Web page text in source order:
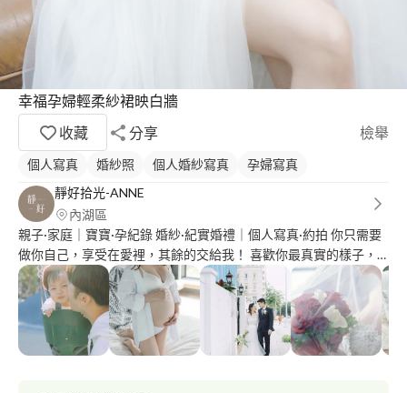
幸福孕婦輕柔紗裙映白牆
收藏
分享 檢舉
個人寫真 婚紗照 個人婚紗寫真
孕婦寫真
靜好拾光-ANNE
內湖區
親子·家庭｜寶寶·孕紀錄 婚紗·紀實婚禮｜個人寫真·約拍 你只需要
做你自己，享受在愛裡，其餘的交給我！ 喜歡你最真實的樣子，
回歸影像的本質。 我想為你們留下有溫度的照片，影像的本質應
是能夠好好在未來的某刻回味卻不會覺得突兀的，你們真實可愛的
互動，就會是你們最珍貴的樣子！希望能找到理念相同的你們：）
靜好影像粉絲專頁
https://www.facebook.com/peacefulgracephotolab 靜好影像服務